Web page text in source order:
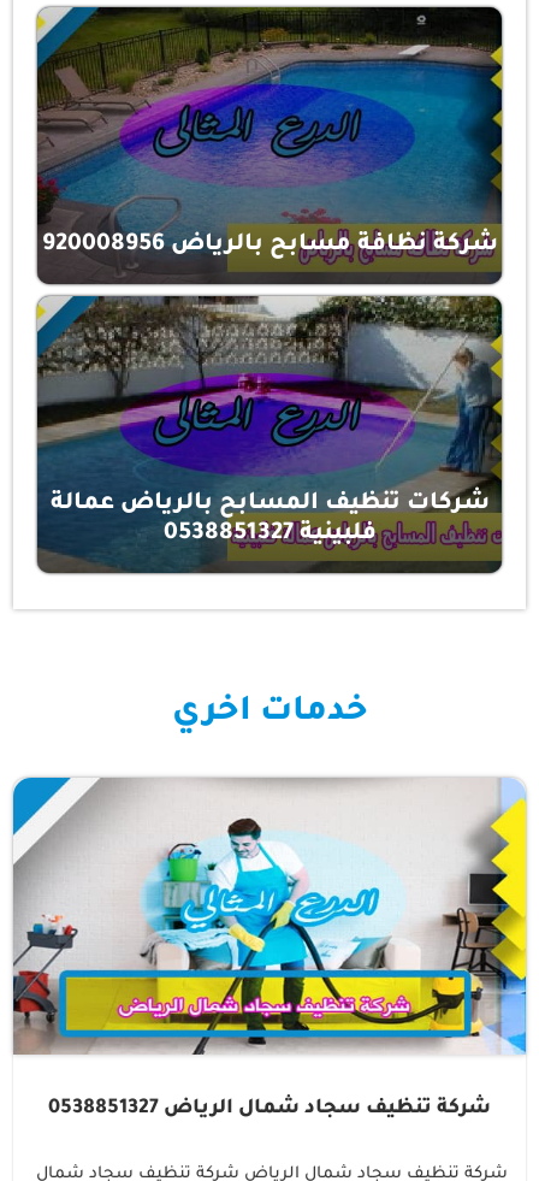
شركة نظافة مسابح بالرياض 920008956
شركات تنظيف المسابح بالرياض عمالة
فلبينية 0538851327
خدمات اخري
شركة تنظيف سجاد شمال الرياض 0538851327
شركة تنظيف سجاد شمال الرياض شركة تنظيف سجاد شمال